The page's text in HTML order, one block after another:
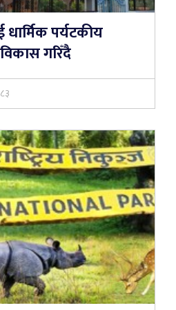
धार्मिक पर्यटकीय
गरिँदै